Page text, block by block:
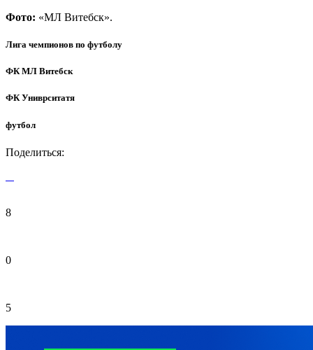
Фото: «МЛ Витебск».
Лига чемпионов по футболу
ФК МЛ Витебск
ФК Униврситатя
футбол
Поделиться:
8
0
5